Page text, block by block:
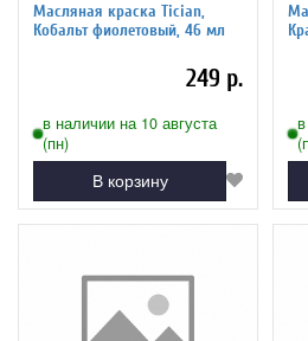
Масляная краска Tician,
Кобальт фиолетовый, 46 мл
249 р.
в наличии на 10 августа
(пн)
В корзину